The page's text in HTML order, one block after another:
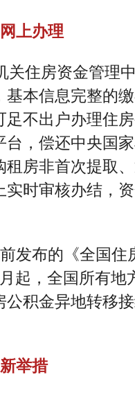
上办理
关住房资金管理
基本信息完整的
足不出户办理住
，偿还中央国
租房非首次提取
时审核办结，
发布的《全国住
起，全国所有地
积金异地转移
举措